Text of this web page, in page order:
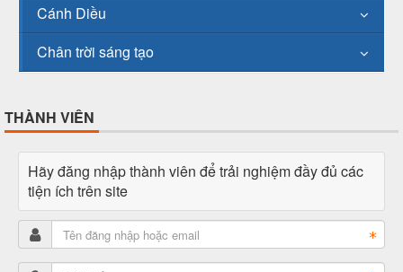
Cánh Diều
Chân trời sáng tạo
THÀNH VIÊN
Hãy đăng nhập thành viên để trải nghiệm đầy đủ các
tiện ích trên site